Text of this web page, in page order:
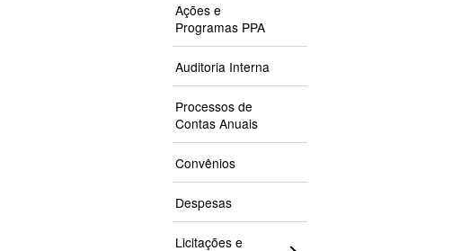
Ações e
Programas PPA
Auditoria Interna
Processos de
Contas Anuais
Convênios
Despesas
Licitações e